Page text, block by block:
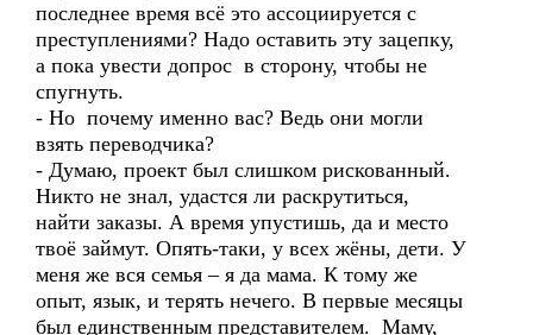
последнее время всё это ассоциируется с
преступлениями? Надо оставить эту зацепку,
а пока увести допрос в сторону, чтобы не
спугнуть.
- Но почему именно вас? Ведь они могли
взять переводчика?
- Думаю, проект был слишком рискованный.
Никто не знал, удастся ли раскрутиться,
найти заказы. А время упустишь, да и место
твоё займут. Опять-таки, у всех жёны, дети. У
меня же вся семья – я да мама. К тому же
опыт, язык, и терять нечего. В первые месяцы
был единственным представителем. Маму,